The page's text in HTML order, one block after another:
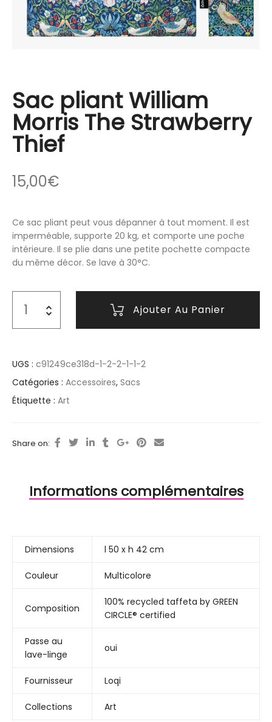
Sac pliant William
Morris The Strawberry
Thief
15,00€
Ce sac pliant peut vous dépanner à tout moment. Il est
imperméable, supporte 20 kg, et comporte une poche
intérieure. Il se plie dans une petite pochette compacte
du même décor. Se lave à 30°C.
Ajouter Au Panier
UGS : c91249ce318d-1-2-2-1-1-2
Catégories : Accessoires, Sacs
Étiquette : Art
Share on:
Informations complémentaires
Dimensions l 50 x h 42 cm
Couleur Multicolore
Composition
100% recycled taffeta by GREEN
CIRCLE® certified
Passe au
lave-linge
oui
Fournisseur Loqi
Collections Art